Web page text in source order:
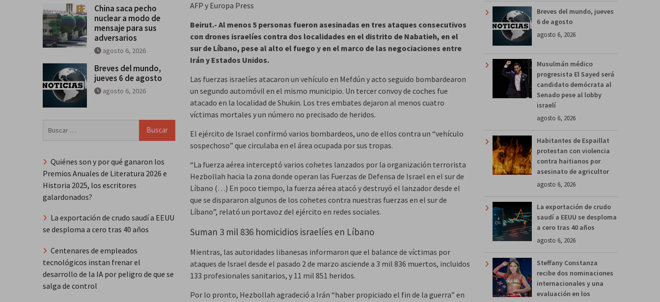
AFP y Europa Press
Beirut.- Al menos 5 personas fueron asesinadas en tres ataques consecutivos
con drones israelíes contra dos localidades en el distrito de Nabatieh, en el
sur de Líbano, pese al alto el fuego y en el marco de las negociaciones entre
Irán y Estados Unidos.
Las fuerzas israelíes atacaron un vehículo en Mefdún y acto seguido bombardearon
un segundo automóvil en el mismo municipio. Un tercer convoy de coches fue
atacado en la localidad de Shukin. Los tres embates dejaron al menos cuatro
víctimas mortales y un número no precisado de heridos.
El ejército de Israel confirmó varios bombardeos, uno de ellos contra un “vehículo
sospechoso” que circulaba en el área ocupada por sus tropas.
“La fuerza aérea interceptó varios cohetes lanzados por la organización terrorista
Hezbollah hacia la zona donde operan las Fuerzas de Defensa de Israel en el sur de
Líbano (…) En poco tiempo, la fuerza aérea atacó y destruyó el lanzador desde el
que se dispararon algunos de los cohetes contra nuestras fuerzas en el sur de
Líbano”, relató un portavoz del ejército en redes sociales.
Suman 3 mil 836 homicidios israelíes en Líbano
Mientras, las autoridades libanesas informaron que el balance de víctimas por
ataques de Israel desde el pasado 2 de marzo asciende a 3 mil 836 muertos, incluidos
133 profesionales sanitarios, y 11 mil 851 heridos.
Por lo pronto, Hezbollah agradeció a Irán “haber propiciado el fin de la guerra” en
Breves del mundo, jueves
6 de agosto
agosto 6, 2026
Musulmán médico
progresista El Sayed será
candidato demócrata al
Senado pese al lobby
israelí
agosto 6, 2026
Habitantes de Espaillat
protestan con violencia
contra haitianos por
asesinato de agricultor
agosto 6, 2026
La exportación de crudo
saudí a EEUU se desploma
a cero tras 40 años
agosto 6, 2026
Steffany Constanza
recibe dos nominaciones
internacionales y una
evaluación en los
China saca pecho
nuclear a modo de
mensaje para sus
adversarios
agosto 6, 2026
Breves del mundo,
jueves 6 de agosto
agosto 6, 2026
Quiénes son y por qué ganaron los
Premios Anuales de Literatura 2026 e
Historia 2025, los escritores
galardonados?
La exportación de crudo saudí a EEUU
se desploma a cero tras 40 años
Centenares de empleados
tecnológicos instan frenar el
desarrollo de la IA por peligro de que se
salga de control